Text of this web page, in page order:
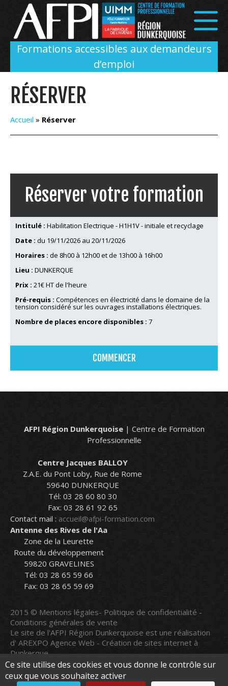
Formations accessibles aux demandeurs
d’emploi
RÉSERVER
Accueil » Réserver
Réserver votre formation
Intitulé : Habilitation Electrique - H1H1V - initiale et recyclage
Date : du 19/11/2026 au 20/11/2026
Horaires : de 8h00 à 12h00 et de 13h00 à 16h00
Lieu : DUNKERQUE
Prix : 21€ HT de l'heure
Pré-requis : Compétences en électricité dans le domaine de la
tension considéré sur les ouvrages installations électriques.
Nombre de places encore disponibles : 7
COMMENCER
AFPI Région Dunkerquoise| Centre de Formation
Professionnelle
Centre Jacques BALLOY
Z.A.E. du Pont Loby, Rue de Rome
59640 DUNKERQUE
Tél: 03 28 60 80 30
Fax: 03 28 61 92 65
Contact mail : accueil@afpi-formation.com
Antenne des Rives de l'Aa
Zone de la Leurette
Route du développement
59820 GRAVELINES
Tél: 03 28 65 59 66
Fax: 03 28 65 59 69
2015 © Mentions légales- Politique de confidentialité -
Conditions générales de vente
Le site de l'AFPI Région Dunkerquoise est une réalisation
d' AREXPO Agence Web - Création de sites internet à
Dunkerque
Le site a été mis à jour le09/08/2026
Panneau de gestion des cookies
Ce site utilise des cookies et vous donne le contrôle sur
ceux que vous souhaitez activer